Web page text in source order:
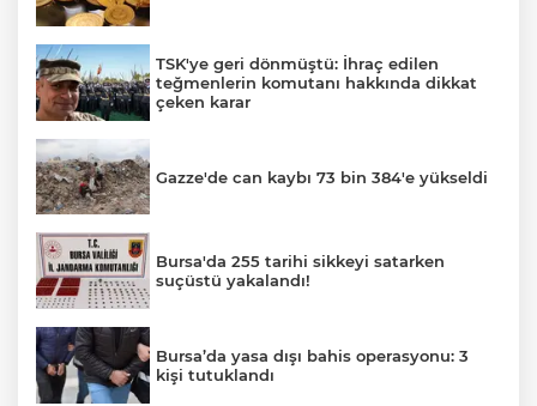
TSK'ye geri dönmüştü: İhraç edilen
teğmenlerin komutanı hakkında dikkat
çeken karar
Gazze'de can kaybı 73 bin 384'e yükseldi
Bursa'da 255 tarihi sikkeyi satarken
suçüstü yakalandı!
Bursa’da yasa dışı bahis operasyonu: 3
kişi tutuklandı